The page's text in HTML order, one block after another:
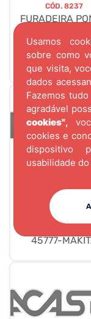
Usamos
sobre como
que visita,
dados
Fazemos
agradável
cookies",
cookies e
dispositivo
usabilidade
CÓD. 8237
FURADEIRA
220/380V
INMES
CÓD.
ADAPTADOR
TRILHOS
45777-